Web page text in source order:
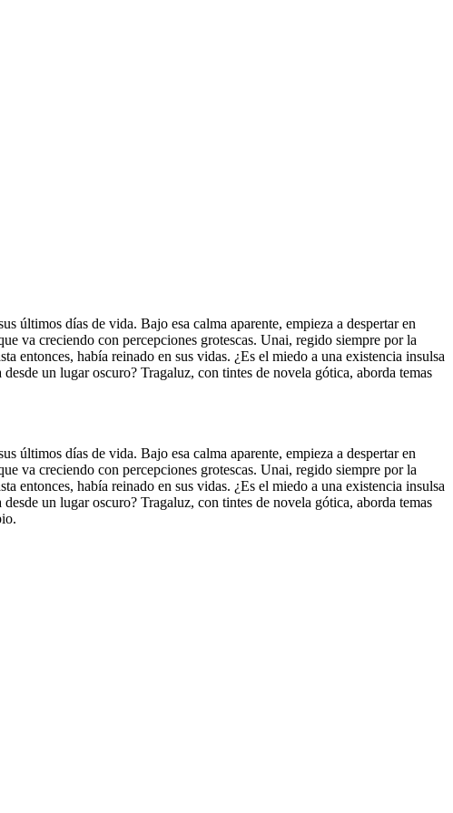
últimos días de vida. Bajo esa calma aparente, empieza a despertar en
va creciendo con percepciones grotescas. Unai, regido siempre por la
entonces, había reinado en sus vidas. ¿Es el miedo a una existencia insulsa
un lugar oscuro? Tragaluz, con tintes de novela gótica, aborda temas
últimos días de vida. Bajo esa calma aparente, empieza a despertar en
va creciendo con percepciones grotescas. Unai, regido siempre por la
entonces, había reinado en sus vidas. ¿Es el miedo a una existencia insulsa
un lugar oscuro? Tragaluz, con tintes de novela gótica, aborda temas